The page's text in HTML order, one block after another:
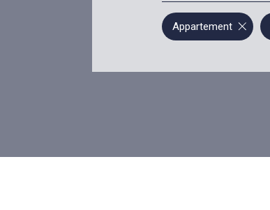
Appartement